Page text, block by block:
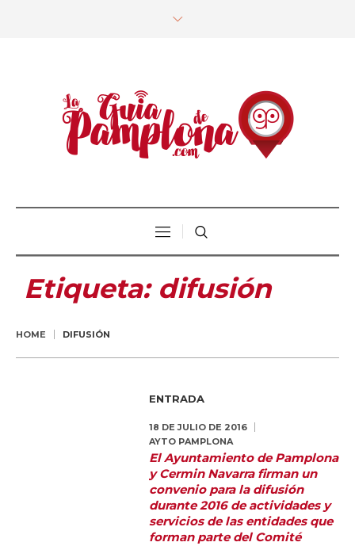
Etiqueta: difusión
HOME DIFUSIÓN
ENTRADA
18 DE JULIO DE 2016
AYTO PAMPLONA
El Ayuntamiento de Pamplona
y Cermin Navarra firman un
convenio para la difusión
durante 2016 de actividades y
servicios de las entidades que
forman parte del Comité